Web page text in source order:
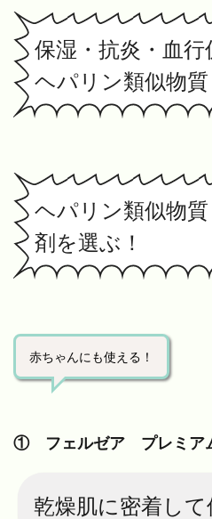
保湿・抗炎・血
ヘパリン類似物質
ヘパリン類似物
剤を選ぶ！
赤ちゃんにも使える！
① フェルゼア プレミア
乾燥肌に密着して